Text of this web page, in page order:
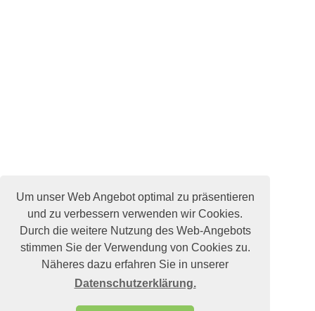
Um unser Web Angebot optimal zu präsentieren
und zu verbessern verwenden wir Cookies.
Durch die weitere Nutzung des Web-Angebots
stimmen Sie der Verwendung von Cookies zu.
Näheres dazu erfahren Sie in unserer
Datenschutzerklärung.